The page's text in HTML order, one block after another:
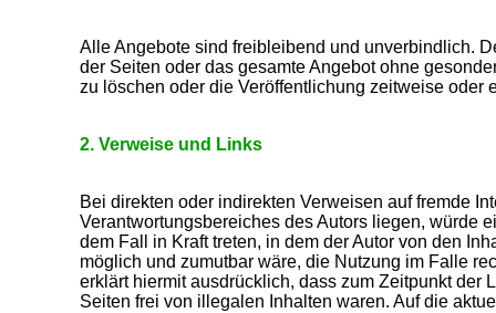
Alle Angebote sind freibleibend und unverbindlich.
der Seiten oder das gesamte Angebot ohne
zu löschen oder die Veröffentlichung zeitweise oder
2. Verweise und Links
Bei direkten oder indirekten Verweisen auf fremde
Verantwortungsbereiches des Autors liegen, würde
dem Fall in Kraft treten, in dem der Autor von den
möglich und zumutbar wäre, die Nutzung im Falle
erklärt hiermit ausdrücklich, dass zum Zeitpunkt der
Seiten frei von illegalen Inhalten waren. Auf die